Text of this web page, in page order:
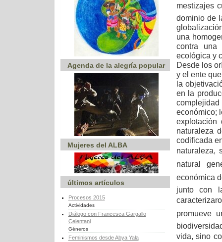
Agenda de la alegría popular
Mujeres del ALBA
últimos artículos
Procesos 2015
Actividades
Diálogo con Francesca Gargallo
Celentani
Géneros
Feminismos desde Abya Yala
mestizajes
dominio de
una
contra una
ecológica y
Desde los
y el ente
la
en la
económico;
naturaleza
codificada
naturaleza,
natural
económica
junto con
promueve
vida, sino